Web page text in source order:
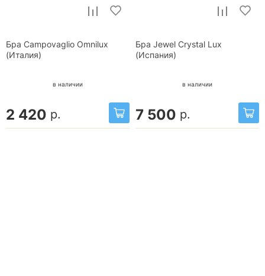
Бра Campovaglio Omnilux
(Италия)
в наличии
2 420 р.
Бра Jewel Crystal Lux
(Испания)
в наличии
7 500 р.